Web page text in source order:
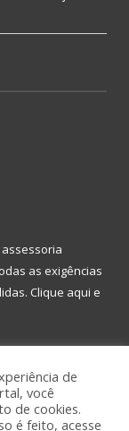
as exigências
Clique aqui e
de
você
de cookies.
é feito, acesse